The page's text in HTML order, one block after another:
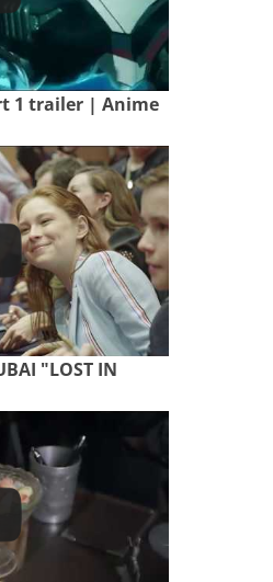
1 trailer | Anime
"LOST IN